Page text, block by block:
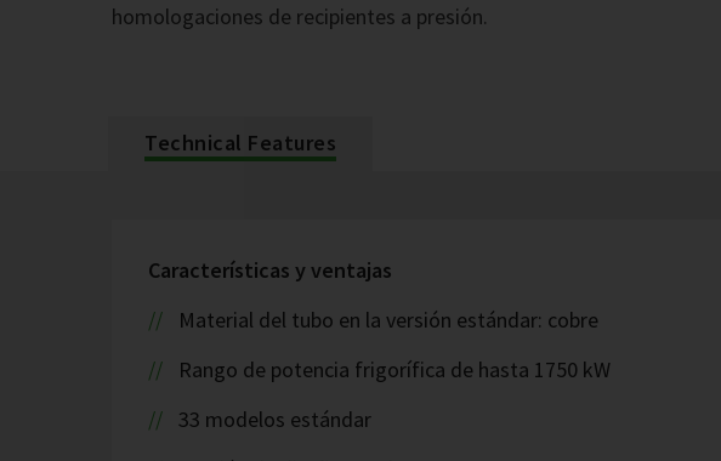
homologaciones de recipientes a presión.
Technical Features
Características y ventajas
Material del tubo en la versión estándar: cobre
Rango de potencia frigorífica de hasta 1750 kW
33 modelos estándar